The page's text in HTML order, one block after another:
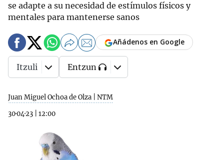
se adapte a su necesidad de estímulos físicos y
mentales para mantenerse sanos
Juan Miguel Ochoa de Olza | NTM
30·04·23
12:00
Añádenos en Google
Itzuli Entzun